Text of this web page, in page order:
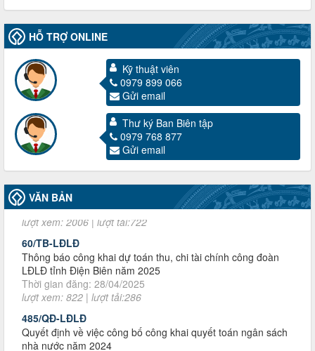
HỖ TRỢ ONLINE
Kỹ thuật viên
0979 899 066
Gửi email
Thư ký Ban Biên tập
0979 768 877
Gửi email
VĂN BẢN
3716/TLD-TC
Công văn hướng dẫn công tác quả lý tài chính, tài sản công
lượt xem: 2006 | lượt tải:722
60/TB-LĐLĐ
Thông báo công khai dự toán thu, chi tài chính công đoàn
LĐLĐ tỉnh Điện Biên năm 2025
Thời gian đăng: 28/04/2025
lượt xem: 822 | lượt tải:286
485/QĐ-LĐLĐ
Quyết định về việc công bố công khai quyết toán ngân sách
nhà nước năm 2024
Thời gian đăng: 29/04/2025
lượt xem: 919 | lượt tải:257